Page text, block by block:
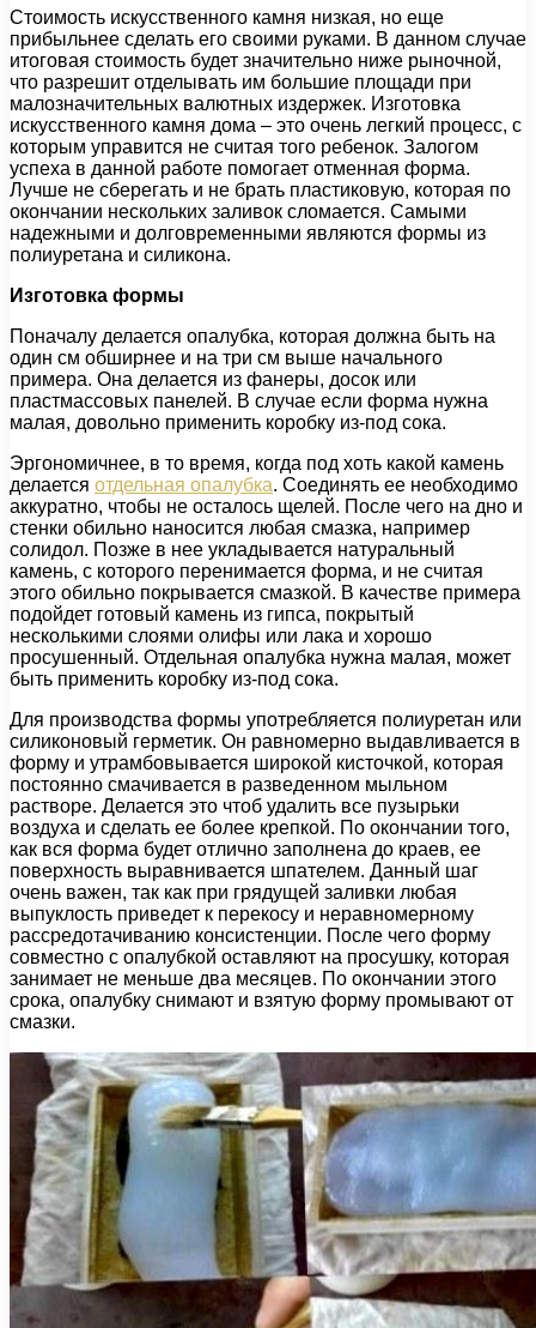
Стоимость искусственного камня низкая, но еще
прибыльнее сделать его своими руками. В данном случае
итоговая стоимость будет значительно ниже рыночной,
что разрешит отделывать им большие площади при
малозначительных валютных издержек. Изготовка
искусственного камня дома – это очень легкий процесс, с
которым управится не считая того ребенок. Залогом
успеха в данной работе помогает отменная форма.
Лучше не сберегать и не брать пластиковую, которая по
окончании нескольких заливок сломается. Самыми
надежными и долговременными являются формы из
полиуретана и силикона.
Изготовка формы
Поначалу делается опалубка, которая должна быть на
один см обширнее и на три см выше начального
примера. Она делается из фанеры, досок или
пластмассовых панелей. В случае если форма нужна
малая, довольно применить коробку из-под сока.
Эргономичнее, в то время, когда под хоть какой камень
делается отдельная опалубка. Соединять ее необходимо
аккуратно, чтобы не осталось щелей. После чего на дно и
стенки обильно наносится любая смазка, например
солидол. Позже в нее укладывается натуральный
камень, с которого перенимается форма, и не считая
этого обильно покрывается смазкой. В качестве примера
подойдет готовый камень из гипса, покрытый
несколькими слоями олифы или лака и хорошо
просушенный. Отдельная опалубка нужна малая, может
быть применить коробку из-под сока.
Для производства формы употребляется полиуретан или
силиконовый герметик. Он равномерно выдавливается в
форму и утрамбовывается широкой кисточкой, которая
постоянно смачивается в разведенном мыльном
растворе. Делается это чтоб удалить все пузырьки
воздуха и сделать ее более крепкой. По окончании того,
как вся форма будет отлично заполнена до краев, ее
поверхность выравнивается шпателем. Данный шаг
очень важен, так как при грядущей заливки любая
выпуклость приведет к перекосу и неравномерному
рассредотачиванию консистенции. После чего форму
совместно с опалубкой оставляют на просушку, которая
занимает не меньше два месяцев. По окончании этого
срока, опалубку снимают и взятую форму промывают от
смазки.